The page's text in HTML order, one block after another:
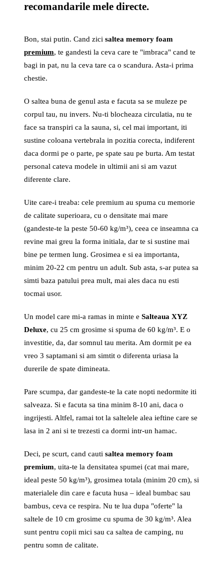
recomandarile mele directe.
Bon, stai putin. Cand zici saltea memory foam
premium, te gandesti la ceva care te "imbraca" cand te
bagi in pat, nu la ceva tare ca o scandura. Asta-i prima
chestie.
O saltea buna de genul asta e facuta sa se muleze pe
corpul tau, nu invers. Nu-ti blocheaza circulatia, nu te
face sa transpiri ca la sauna, si, cel mai important, iti
sustine coloana vertebrala in pozitia corecta, indiferent
daca dormi pe o parte, pe spate sau pe burta. Am testat
personal cateva modele in ultimii ani si am vazut
diferente clare.
Uite care-i treaba: cele premium au spuma cu memorie
de calitate superioara, cu o densitate mai mare
(gandeste-te la peste 50-60 kg/m³), ceea ce inseamna ca
revine mai greu la forma initiala, dar te si sustine mai
bine pe termen lung. Grosimea e si ea importanta,
minim 20-22 cm pentru un adult. Sub asta, s-ar putea sa
simti baza patului prea mult, mai ales daca nu esti
tocmai usor.
Un model care mi-a ramas in minte e Salteaua XYZ
Deluxe, cu 25 cm grosime si spuma de 60 kg/m³. E o
investitie, da, dar somnul tau merita. Am dormit pe ea
vreo 3 saptamani si am simtit o diferenta uriasa la
durerile de spate dimineata.
Pare scumpa, dar gandeste-te la cate nopti nedormite iti
salveaza. Si e facuta sa tina minim 8-10 ani, daca o
ingrijesti. Altfel, ramai tot la saltelele alea ieftine care se
lasa in 2 ani si te trezesti ca dormi intr-un hamac.
Deci, pe scurt, cand cauti saltea memory foam
premium, uita-te la densitatea spumei (cat mai mare,
ideal peste 50 kg/m³), grosimea totala (minim 20 cm), si
materialele din care e facuta husa – ideal bumbac sau
bambus, ceva ce respira. Nu te lua dupa "oferte" la
saltele de 10 cm grosime cu spuma de 30 kg/m³. Alea
sunt pentru copii mici sau ca saltea de camping, nu
pentru somn de calitate.